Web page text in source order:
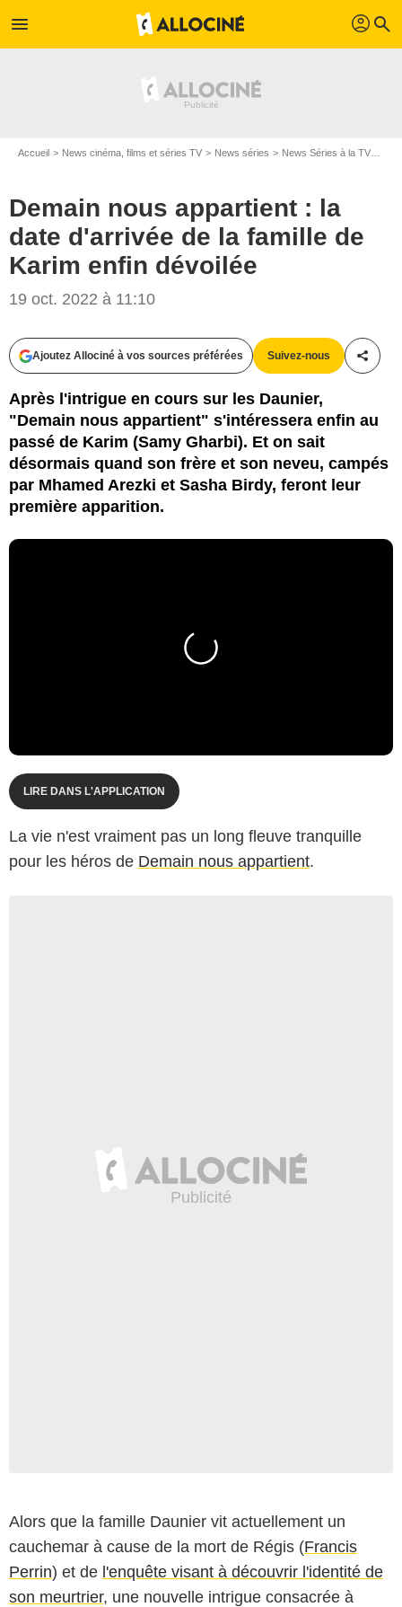
menu profil search
Accueil News cinéma, films et séries TV News séries News Séries à la TV
Demain nous appartient : la
date d'arrivée de la famille de
Karim enfin dévoilée
19 oct. 2022 à 11:10
Ajoutez Allociné à vos sources préférées Suivez-nous
Après l'intrigue en cours sur les Daunier,
"Demain nous appartient" s'intéressera enfin au
passé de Karim (Samy Gharbi). Et on sait
désormais quand son frère et son neveu, campés
par Mhamed Arezki et Sasha Birdy, feront leur
première apparition.
LIRE DANS L'APPLICATION
La vie n'est vraiment pas un long fleuve tranquille
pour les héros de Demain nous appartient.
Alors que la famille Daunier vit actuellement un
cauchemar à cause de la mort de Régis (Francis
Perrin) et de l'enquête visant à découvrir l'identité de
son meurtrier, une nouvelle intrigue consacrée à